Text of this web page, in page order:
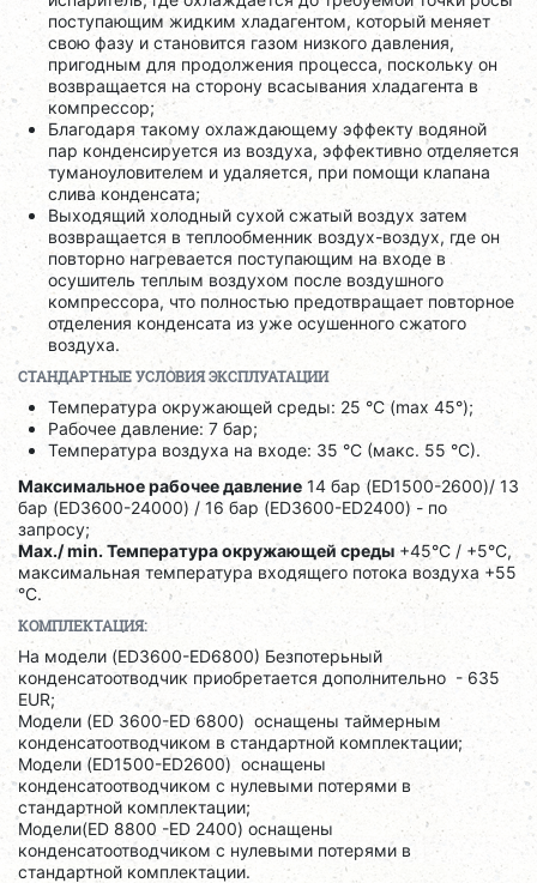
поступающим жидким хладагентом, который меняет
свою фазу и становится газом низкого давления,
пригодным для продолжения процесса, поскольку он
возвращается на сторону всасывания хладагента в
компрессор;
Благодаря такому охлаждающему эффекту водяной
пар конденсируется из воздуха, эффективно отделяется
туманоуловителем и удаляется, при помощи клапана
слива конденсата;
Выходящий холодный сухой сжатый воздух затем
возвращается в теплообменник воздух-воздух, где он
повторно нагревается поступающим на входе в
осушитель теплым воздухом после воздушного
компрессора, что полностью предотвращает повторное
отделения конденсата из уже осушенного сжатого
воздуха.
СТАНДАРТНЫЕ УСЛОВИЯ ЭКСПЛУАТАЦИИ
Температура окружающей среды: 25 °C (max 45°);
Рабочее давление: 7 бар;
Температура воздуха на входе: 35 °C (макс. 55 °C).
Максимальное рабочее давление 14 бар (ED1500-2600)/ 13
бар (ED3600-24000) / 16 бар (ED3600-ED2400) - по
запросу;
Max./ min. Температура окружающей среды +45°C / +5°C,
максимальная температура входящего потока воздуха +55
°C.
КОМПЛЕКТАЦИЯ:
На модели (ED3600-ED6800) Безпотерьный
конденсатоотводчик приобретается дополнительно - 635
EUR;
Модели (ED 3600-ED 6800) оснащены таймерным
конденсатоотводчиком в стандартной комплектации;
Модели (ED1500-ED2600) оснащены
конденсатоотводчиком с нулевыми потерями в
стандартной комплектации;
Модели(ED 8800 -ED 2400) оснащены
конденсатоотводчиком с нулевыми потерями в
стандартной комплектации.